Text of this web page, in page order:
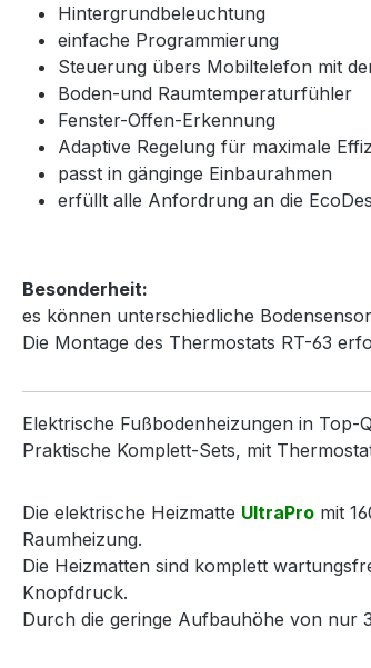
Hintergrundbeleuchtung
einfache Programmierung
Steuerung übers Mobiltelefon mit
Boden-und Raumtemperaturfühler
Fenster-Offen-Erkennung
Adaptive Regelung für maximale
passt in gänginge Einbaurahmen
erfüllt alle Anfordrung an die
Besonderheit:
es können unterschiedliche
Die Montage des Thermostats RT-63
Elektrische Fußbodenheizungen in Top-
Praktische Komplett-Sets, mit
Die elektrische Heizmatte UltraPro mit
Raumheizung.
Die Heizmatten sind komplett
Knopfdruck.
Durch die geringe Aufbauhöhe von nur